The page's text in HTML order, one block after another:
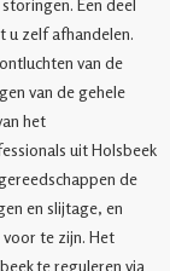
Een deel
u zelf afhandelen.
van de
van de gehele
het
uit Holsbeek
de
en slijtage, en
te zijn. Het
te reguleren via